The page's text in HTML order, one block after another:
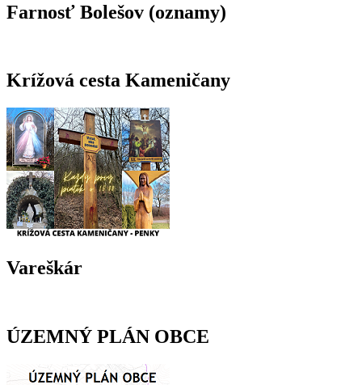
Farnosť Bolešov (oznamy)
Krížová cesta Kameničany
Vareškár
ÚZEMNÝ PLÁN OBCE